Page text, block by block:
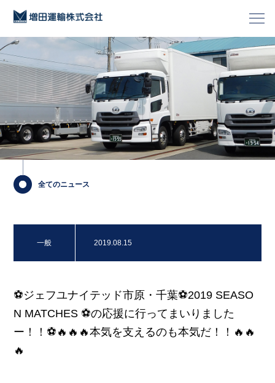
全てのニュース
一般 2019.08.15
⚽ジェフユナイテッド市原・千葉⚽2019 SEASO
N MATCHES ⚽の応援に行ってまいりました
ー！！⚽🔥🔥🔥本気を支えるのも本気だ！！🔥🔥
🔥